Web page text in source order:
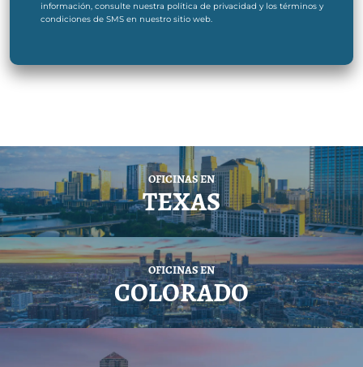
información, consulte nuestra política de privacidad y los términos y
condiciones de SMS en nuestro sitio web.
OFICINAS EN
TEXAS
OFICINAS EN
COLORADO